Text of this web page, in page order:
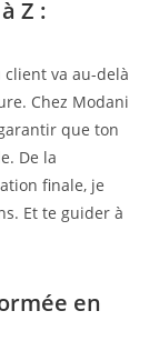
Z :
va au-delà
Chez Modani
que ton
De la
finale, je
Et te guider à
en